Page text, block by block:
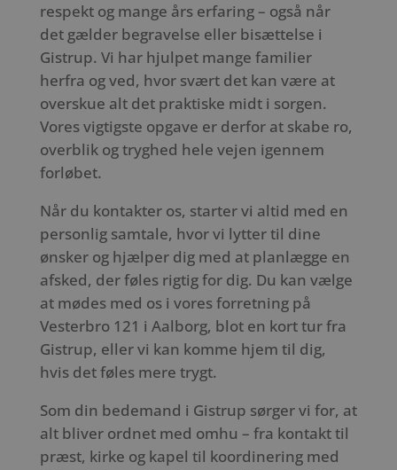
respekt og mange års erfaring – også når
det gælder begravelse eller bisættelse i
Gistrup. Vi har hjulpet mange familier
herfra og ved, hvor svært det kan være at
overskue alt det praktiske midt i sorgen.
Vores vigtigste opgave er derfor at skabe ro,
overblik og tryghed hele vejen igennem
forløbet.
Når du kontakter os, starter vi altid med en
personlig samtale, hvor vi lytter til dine
ønsker og hjælper dig med at planlægge en
afsked, der føles rigtig for dig. Du kan vælge
at mødes med os i vores forretning på
Vesterbro 121 i Aalborg, blot en kort tur fra
Gistrup, eller vi kan komme hjem til dig,
hvis det føles mere trygt.
Som din bedemand i Gistrup sørger vi for, at
alt bliver ordnet med omhu – fra kontakt til
præst, kirke og kapel til koordinering med